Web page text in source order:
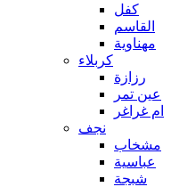
كفل
القاسم
مهناوية
كربلاء
رزازة
عين تمر
ام غراغر
نجف
مشخاب
عباسية
شبجة